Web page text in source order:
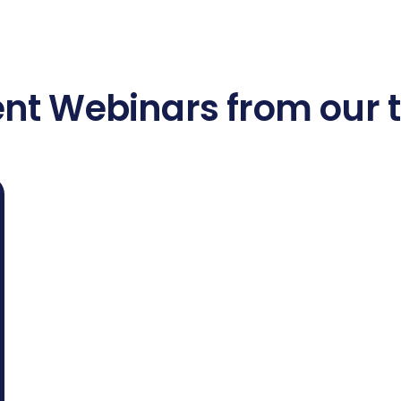
Webinars from our